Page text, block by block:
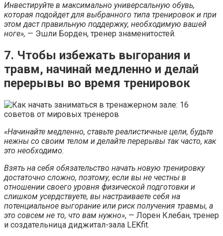
Инвестируйте в максимально универсальную обувь,
которая подойдет для выбранного типа тренировок и при
этом даст правильную поддержку, необходимую вашей
ноге», — Эшли Борден, тренер знаменитостей.
7. Чтобы избежать выгорания и
травм, начинай медленно и делай
перерывы во время тренировок
«Начинайте медленно, ставьте реалистичные цели, будьте
нежны со своим телом и делайте перерывы так часто, как
это необходимо.
Взять на себя обязательство начать новую тренировку
достаточно сложно, поэтому, если вы не честны в
отношении своего уровня физической подготовки и
слишком усердствуете, вы настраиваете себя на
потенциальное выгорание или риск получения травмы, а
это совсем не то, что вам нужно», — Лорен Клебан, тренер
и создательница диджитал-зала LEKfit.